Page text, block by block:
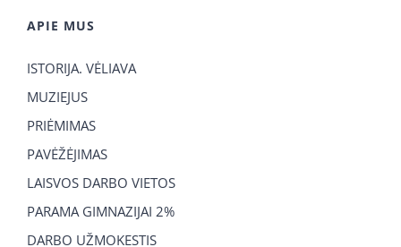
APIE MUS
ISTORIJA. VĖLIAVA
MUZIEJUS
PRIĖMIMAS
PAVĖŽĖJIMAS
LAISVOS DARBO VIETOS
PARAMA GIMNAZIJAI 2%
DARBO UŽMOKESTIS